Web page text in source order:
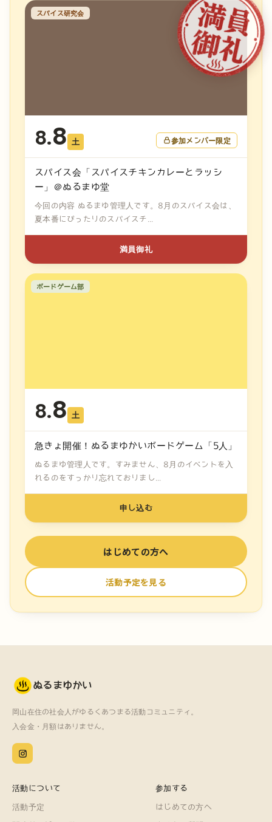
スパイス研究会
8.8 土 参加メンバー限定
スパイス会「スパイスチキンカレーとラッシ
ー」＠ぬるまゆ堂
今回の内容 ぬるまゆ管理人です。8月のスパイス会は、
夏本番にぴったりのスパイスチ...
満員御礼
ボードゲーム部
8.8 土
急きょ開催！ぬるまゆかいボードゲーム「5人」
ぬるまゆ管理人です。すみません、8月のイベントを入
れるのをすっかり忘れておりまし...
申し込む
はじめての方へ
活動予定を見る
ぬるまゆかい
岡山在住の社会人がゆるくあつまる活動コミュニティ。
入会金・月額はありません。
活動について
活動予定
参加する
はじめての方へ